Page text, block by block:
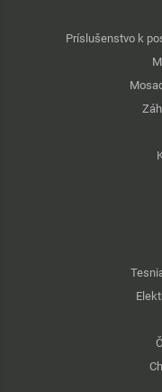
Príslušenstvo k